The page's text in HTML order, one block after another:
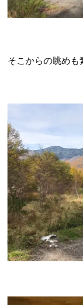
そこからの眺め